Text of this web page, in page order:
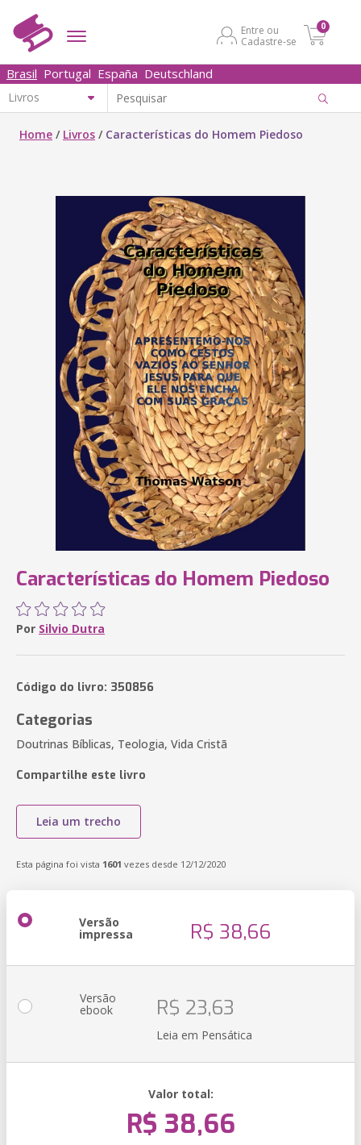
Entre ou
Cadastre-se
0
Brasil Portugal España Deutschland
Home / Livros / Características do Homem Piedoso
Características do Homem Piedoso
Por Silvio Dutra
Código do livro: 350856
Categorias
Doutrinas Bíblicas, Teologia, Vida Cristã
Compartilhe este livro
Leia um trecho
Esta página foi vista 1601 vezes desde 12/12/2020
Versão
impressa R$ 38,66
Versão
ebook R$ 23,63
Leia em Pensática
Valor total:
R$ 38,66